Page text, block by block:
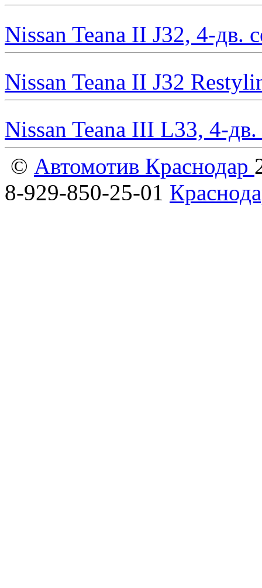
Nissan Teana II J32, 4-дв.
Nissan Teana II J32
Nissan Teana III L33, 4-
© Автомотив Краснодар
8-929-850-25-01